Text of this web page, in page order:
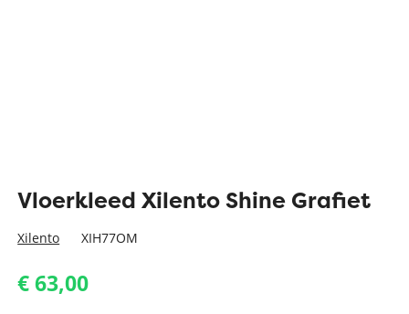
Vloerkleed Xilento Shine Grafiet
Xilento XIH77OM
€ 63,00